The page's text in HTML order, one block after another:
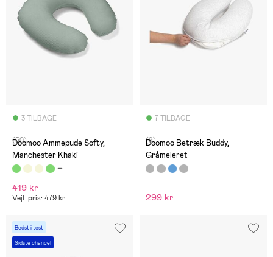
3 TILBAGE
(50)
Doomoo Ammepude Softy,
Manchester Khaki
419 kr
Vejl. pris: 479 kr
7 TILBAGE
(9)
Doomoo Betræk Buddy,
Gråmeleret
299 kr
Bedst i test
Sidste chance!